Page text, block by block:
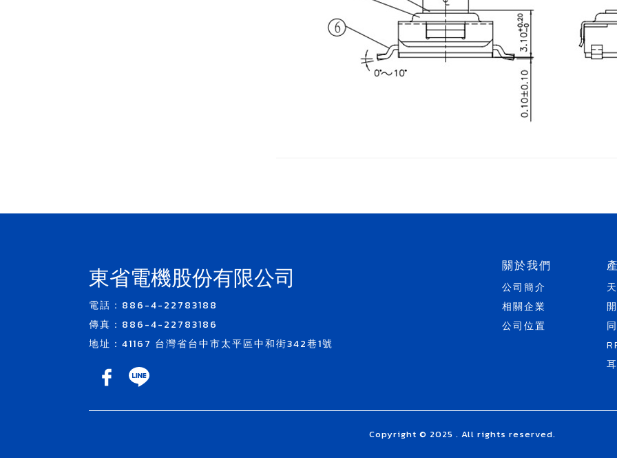
東省電機股份有限公司
電話：886-4-22783188
傳真：886-4-22783186
地址：41167 台灣省台中市太平區中和街342巷1號
關於我們
公司簡介
相關企業
公司位置
Copyright © 2025 . All rights reserved.